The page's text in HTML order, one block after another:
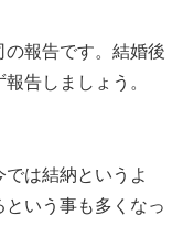
報告です。結婚後
告しましょう。
は結納というよ
いう事も多くなっ